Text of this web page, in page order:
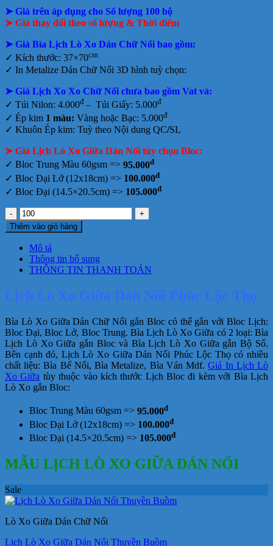
tại
tphcm
là:
145.000₫.
tại
là:
➤ Giá trên áp dụng cho Số lượng 100 bộ
➤ Giá thay đổi theo số lượng & Thời điểm
➤ Giá Bìa Lịch Lò Xo Dán Chữ Nổi bao gồm:
✓ Kích thước: 37×70cm
✓ In Metalize Dán Chữ Nổi 3D hình tuỳ chọn:
➤ Giá Lịch Xo Xo Chữ Nổi chưa bao gồm Vat và:
✓ Túi Nilon: 4.000đ – Túi Giấy: 5.000đ
✓ Ép kim 1 màu: Vàng hoặc Bạc: 5.000đ
✓ Khuôn Ép kim: Tuỳ theo Nội dung QC/SL
➤ Giá Lịch Lò Xo Giữa Dán Nổi tùy chọn Bloc:
✓ Bloc Trung Màu 60gsm => 95.000đ
✓ Bloc Đại Lở (12x18cm) => 100.000đ
✓ Bloc Đại (14.5×20.5cm) => 105.000đ
Lịch
Lò
Xo
Giữa
Dán
Nổi
Phúc
Lộc
Thọ
lượng
Thêm vào giỏ hàng
Mô tả
Thông tin bổ sung
THÔNG TIN THANH TOÁN
Lịch Lò Xo Giữa Dán Nổi Phúc Lộc Thọ
Bìa Lò Xo Giữa Dán Chữ Nổi gắn Bloc có thể gắn với Bloc Lịch:
Bloc Đại, Bloc Lở, Bloc Trung. Bìa Lịch Lò Xo Giữa có 2 loại: Bìa
Lịch Lò Xo Giữa gắn Bloc và Bìa Lịch Lò Xo Giữa gắn Bộ Số.
Bên cạnh đó, Lịch Lò Xo Giữa Dán Nổi Phúc Lộc Thọ có nhiều
chất liệu: Bìa Bế Nổi, Bìa Metalize, Bìa Ván Mdf.Giá In Lịch Lò
Xo Giữa tùy thuộc vào kích thước Lịch Bloc đi kèm với Bìa Lịch
Lò Xo gắn Bloc:
Bloc Trung Màu 60gsm => 95.000đ
Bloc Đại Lở (12x18cm) => 100.000đ
Bloc Đại (14.5×20.5cm) => 105.000đ
MẪU LỊCH LÒ XO GIỮA DÁN NỔI
Sale
Lò Xo Giữa Dán Chữ Nổi
Lịch Lò Xo Giữa Dán Nổi Thuyền Buồm